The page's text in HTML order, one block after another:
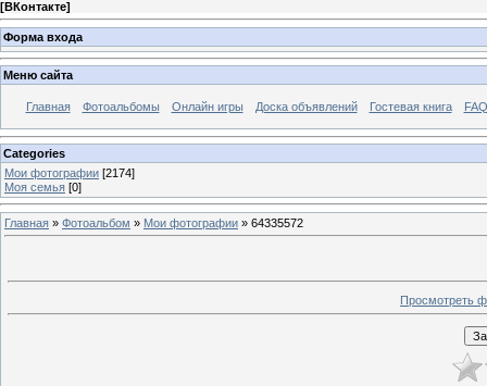
[ВКонтакте]
Форма входа
Меню сайта
Главная Фотоальбомы Онлайн игры Доска объявлений Гостевая книга
Categories
Мои фотографии [2174]
Моя семья [0]
Главная » Фотоальбом » Мои фотографии » 64335572
Просмотреть